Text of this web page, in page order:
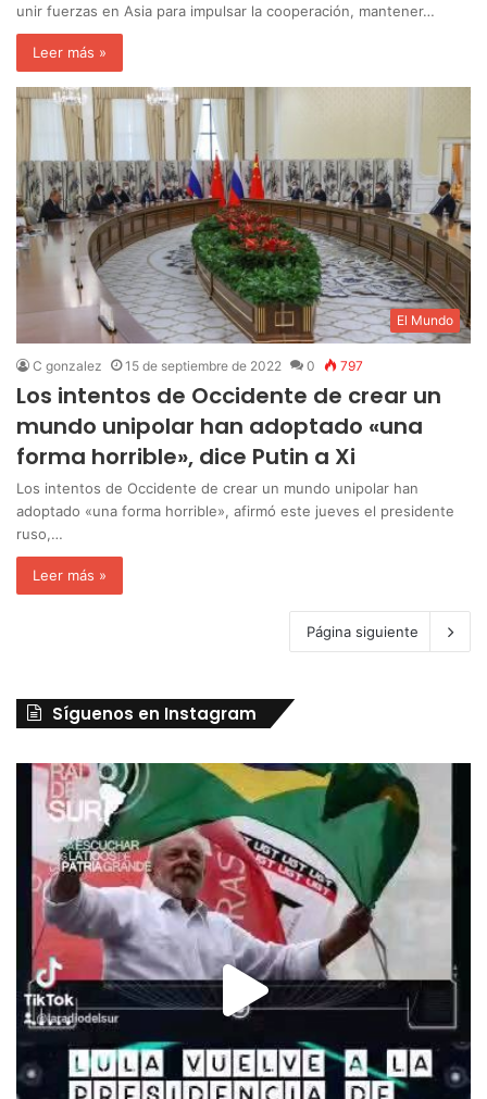
unir fuerzas en Asia para impulsar la cooperación, mantener…
Leer más »
El Mundo
C gonzalez 15 de septiembre de 2022 0 797
Los intentos de Occidente de crear un
mundo unipolar han adoptado «una
forma horrible», dice Putin a Xi
Los intentos de Occidente de crear un mundo unipolar han
adoptado «una forma horrible», afirmó este jueves el presidente
ruso,…
Leer más »
Página siguiente
Síguenos en Instagram